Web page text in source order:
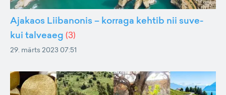
Ajakaos Liibanonis – korraga kehtib nii suve-
kui talveaeg (3)
29. märts 2023 07:51